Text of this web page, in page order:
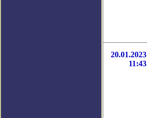
20.01.2023
11:43